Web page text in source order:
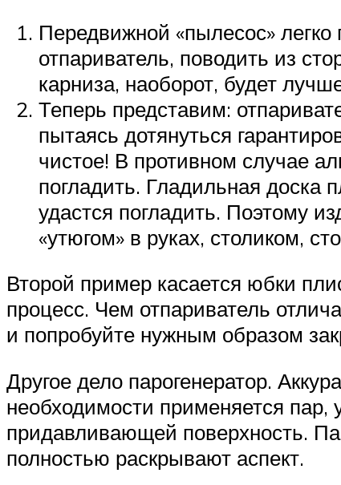
Передвижной «пылесос»
отпариватель, поводить из
карниза, наоборот, будет
Теперь представим:
пытаясь дотянуться
чистое! В противном случае
погладить. Гладильная доска
удастся погладить. Поэтому
«утюгом» в руках, столиком,
Второй пример касается юбки
процесс. Чем отпариватель
и попробуйте нужным образом
Другое дело парогенератор.
необходимости применяется
придавливающей поверхность.
полностью раскрывают аспект.